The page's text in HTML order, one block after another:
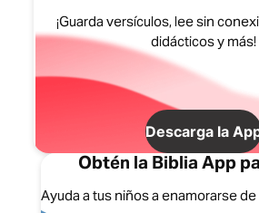
¡Guarda versículos, lee sin
didácticos y más!
Descarga la
Obtén la Biblia App
Ayuda a tus niños a enamorarse de